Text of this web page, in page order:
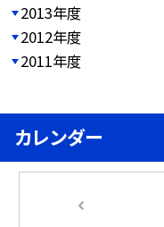
2013年度
2012年度
2011年度
カレンダー